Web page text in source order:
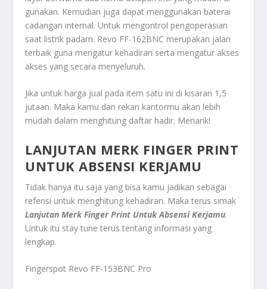
gunakan. Kemudian juga dapat menggunakan baterai
cadangan internal. Untuk mengontrol pengoperasian
saat listrik padam. Revo FF-162BNC merupakan jalan
terbaik guna mengatur kehadiran serta mengatur akses
akses yang secara menyeluruh.
Jika untuk harga jual pada item satu ini di kisaran 1,5
jutaan. Maka kamu dan rekan kantormu akan lebih
mudah dalam menghitung daftar hadir. Menarik!
LANJUTAN MERK FINGER PRINT
UNTUK ABSENSI KERJAMU
Tidak hanya itu saja yang bisa kamu jadikan sebagai
refensi untuk menghitung kehadiran. Maka terus simak
Lanjutan Merk Finger Print Untuk Absensi Kerjamu.
Untuk itu stay tune terus tentang informasi yang
lengkap.
Fingerspot Revo FF-153BNC Pro